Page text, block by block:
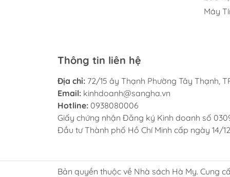
Máy
Thông tin liên hệ
Địa chỉ: 72/15 ây Thạnh Phường Tây Thạnh,
Email: kinhdoanh@sangha.vn
Hotline: 0938080006
Giấy chứng nhận Đăng ký Kinh doanh số
Đầu tư Thành phố Hồ Chí Minh cấp ngày 14/
Bản quyền thuộc về Nhà sách Hà My. Cung